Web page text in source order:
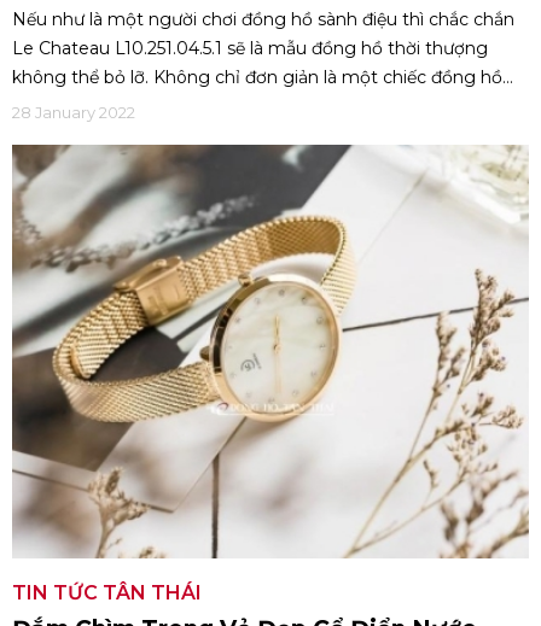
Đồng Hồ Le Chateau L10.251.04.5.1
Nếu như là một người chơi đồng hồ sành điệu thì chắc chắn
Le Chateau L10.251.04.5.1 sẽ là mẫu đồng hồ thời thượng
không thể bỏ lỡ. Không chỉ đơn giản là một chiếc đồng hồ
xem giờ, đây còn là một loại trang sức lắc tay cao cấp mà ai
sẽ khai phá vẻ đẹp của chúng.
28 January 2022
TIN TỨC TÂN THÁI